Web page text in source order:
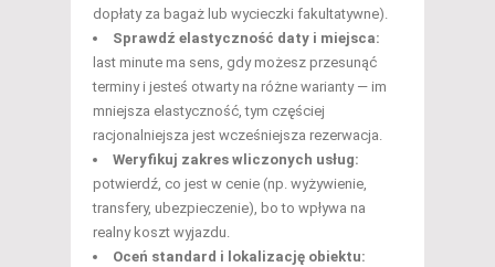
dopłaty za bagaż lub wycieczki fakultatywne).
Sprawdź elastyczność daty i miejsca:
last minute ma sens, gdy możesz przesunąć
terminy i jesteś otwarty na różne warianty — im
mniejsza elastyczność, tym częściej
racjonalniejsza jest wcześniejsza rezerwacja.
Weryfikuj zakres wliczonych usług:
potwierdź, co jest w cenie (np. wyżywienie,
transfery, ubezpieczenie), bo to wpływa na
realny koszt wyjazdu.
Oceń standard i lokalizację obiektu: